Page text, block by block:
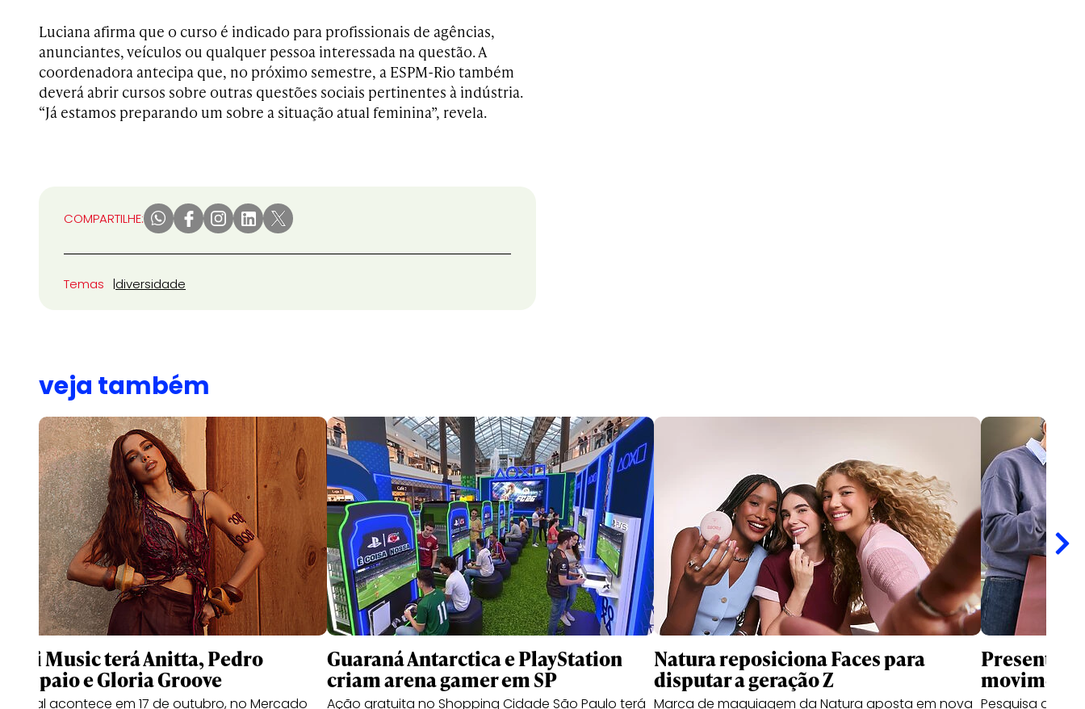
Luciana afirma que o curso é indicado para profissionais de agências,
anunciantes, veículos ou qualquer pessoa interessada na questão. A
coordenadora antecipa que, no próximo semestre, a ESPM-Rio também
deverá abrir cursos sobre outras questões sociais pertinentes à indústria.
“Já estamos preparando um sobre a situação atual feminina”, revela.
COMPARTILHE:
Temas diversidade
veja também
Meli Music terá Anitta, Pedro
Sampaio e Gloria Groove
Festival acontece em 17 de outubro, no Mercado
Guaraná Antarctica e PlayStation
criam arena gamer em SP
Ação gratuita no Shopping Cidade São Paulo terá
Natura reposiciona Faces para
disputar a geração Z
Marca de maquiagem da Natura aposta em nova
Presentes
Pesquisa da